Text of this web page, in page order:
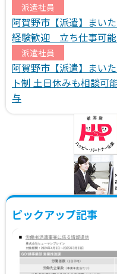
派遣社員
阿賀野市【派遣】まい
経験歓迎 立ち仕事可
派遣社員
阿賀野市【派遣】まい
ト制 土日休みも相談
与
ピックアップ記事